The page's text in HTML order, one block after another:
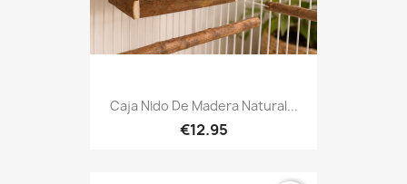
Caja Nido De Madera Natural...
€12.95